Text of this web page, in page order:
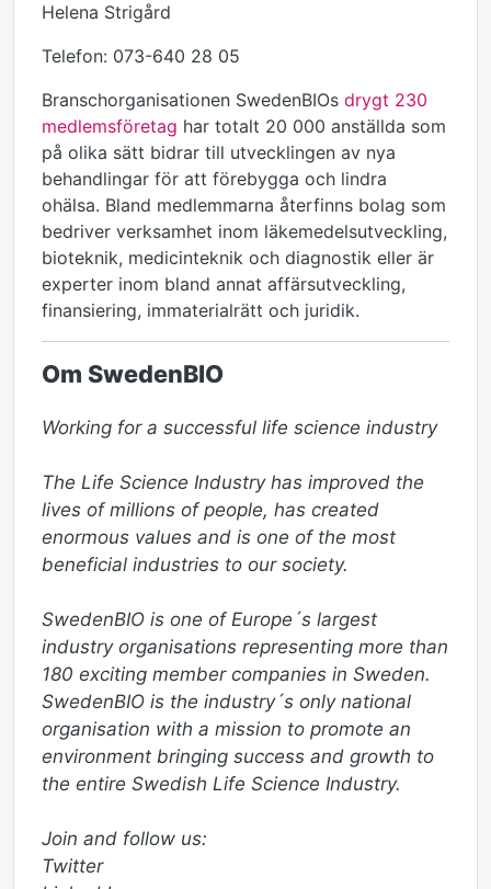
Helena Strigård
Telefon: 073-640 28 05
Branschorganisationen SwedenBIOs drygt 230
medlemsföretag har totalt 20 000 anställda som
på olika sätt bidrar till utvecklingen av nya
behandlingar för att förebygga och lindra
ohälsa. Bland medlemmarna återfinns bolag som
bedriver verksamhet inom läkemedelsutveckling,
bioteknik, medicinteknik och diagnostik eller är
experter inom bland annat affärsutveckling,
finansiering, immaterialrätt och juridik.
Om SwedenBIO
Working for a successful life science industry
The Life Science Industry has improved the
lives of millions of people, has created
enormous values and is one of the most
beneficial industries to our society.
SwedenBIO is one of Europe´s largest
industry organisations representing more than
180 exciting member companies in Sweden.
SwedenBIO is the industry´s only national
organisation with a mission to promote an
environment bringing success and growth to
the entire Swedish Life Science Industry.
Join and follow us:
Twitter